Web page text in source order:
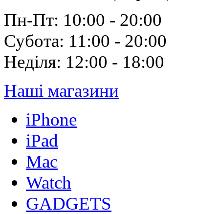
Пн-Пт: 10:00 - 20:00
Субота: 11:00 - 20:00
Неділя: 12:00 - 18:00
Наші магазини
iPhone
iPad
Mac
Watch
GADGETS